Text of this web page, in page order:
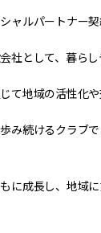
ャルパートナー
社として、暮ら
て地域の活性化
み続けるクラブ
に成長し、地域